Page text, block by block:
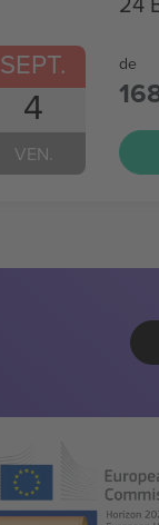
SEPT.
4
VEN.
de